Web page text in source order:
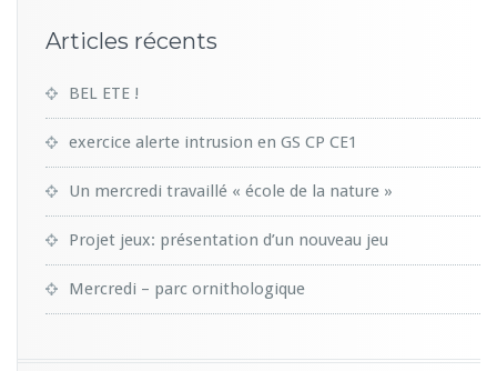
Articles récents
BEL ETE !
exercice alerte intrusion en GS CP CE1
Un mercredi travaillé « école de la nature »
Projet jeux: présentation d’un nouveau jeu
Mercredi – parc ornithologique